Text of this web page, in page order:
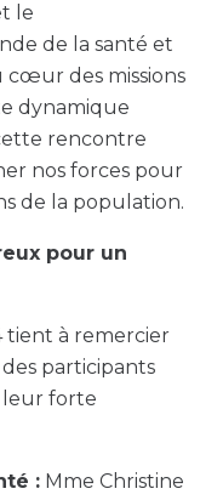
le
de la santé et
cœur des missions
dynamique
rencontre
nos forces pour
de la population.
pour un
tient à remercier
participants
leur forte
: Mme Christine